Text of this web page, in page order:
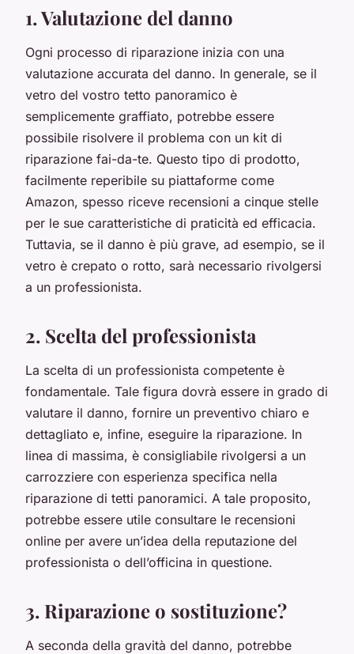
1. Valutazione del danno
Ogni processo di riparazione inizia con una
valutazione accurata del danno. In generale, se il
vetro del vostro tetto panoramico è
semplicemente graffiato, potrebbe essere
possibile risolvere il problema con un kit di
riparazione fai-da-te. Questo tipo di prodotto,
facilmente reperibile su piattaforme come
Amazon, spesso riceve recensioni a cinque stelle
per le sue caratteristiche di praticità ed efficacia.
Tuttavia, se il danno è più grave, ad esempio, se il
vetro è crepato o rotto, sarà necessario rivolgersi
a un professionista.
2. Scelta del professionista
La scelta di un professionista competente è
fondamentale. Tale figura dovrà essere in grado di
valutare il danno, fornire un preventivo chiaro e
dettagliato e, infine, eseguire la riparazione. In
linea di massima, è consigliabile rivolgersi a un
carrozziere con esperienza specifica nella
riparazione di tetti panoramici. A tale proposito,
potrebbe essere utile consultare le recensioni
online per avere un’idea della reputazione del
professionista o dell’officina in questione.
3. Riparazione o sostituzione?
A seconda della gravità del danno, potrebbe